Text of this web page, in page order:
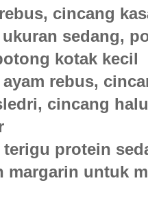
cincang
sedang,
kotak kecil
rebus,
cincang
terigu protein
margarin untuk